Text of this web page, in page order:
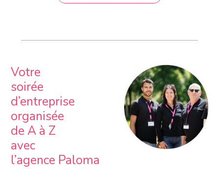
Votre
soirée
d’entreprise
organisée
de A à Z
avec
l’agence Paloma